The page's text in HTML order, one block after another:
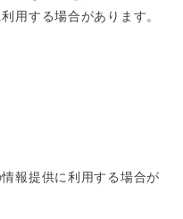
用する場合があります。
報提供に利用する場合が